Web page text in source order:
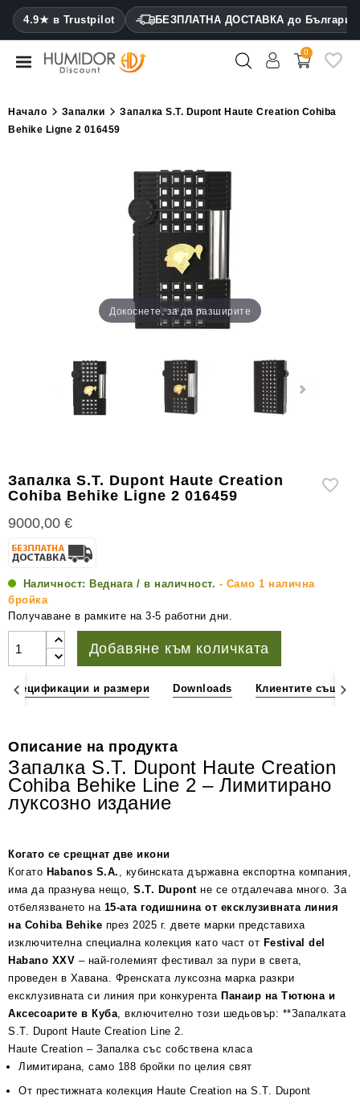
4.9★ в Trustpilot БЕЗПЛАТНА ДОСТАВКА до България
CATEGORY
Хумидори
Други
аксесоари
пури
0
Начало Запалки
Запалка S.T. Dupont Haute Creation Cohiba
Behike Ligne 2 016459
Докоснете, за да разширите
Запалка S.T. Dupont Haute Creation
Cohiba Behike Ligne 2 016459
9000,00 €
Наличност: Веднага / в наличност. - Само 1 налична
бройка
Получаване в рамките на 3-5 работни дни.
Добавяне към количката
Спецификации и размери Downloads Клиентите също
Описание на продукта
Запалка S.T. Dupont Haute Creation
Cohiba Behike Line 2 – Лимитирано
луксозно издание
Когато се срещнат две икони
Когато Habanos S.A. , кубинската държавна експортна компания,
има да празнува нещо, S.T. Dupontне се отдалечава много. За
отбелязването на 15-ата годишнина от ексклузивната линия
на Cohiba Behike през 2025 г. двете марки представиха
изключителна специална колекция като част от Festival del
Habano XXV – най-големият фестивал за пури в света,
проведен в Хавана. Френската луксозна марка разкри
ексклузивната си линия при конкурента Панаир на Тютюна и
Аксесоарите в Куба, включително този шедьовър: **Запалката
S.T. Dupont Haute Creation Line 2.
Haute Creation – Запалка със собствена класа
Лимитирана, само 188 бройки по целия свят
От престижната колекция Haute Creation на S.T. Dupont